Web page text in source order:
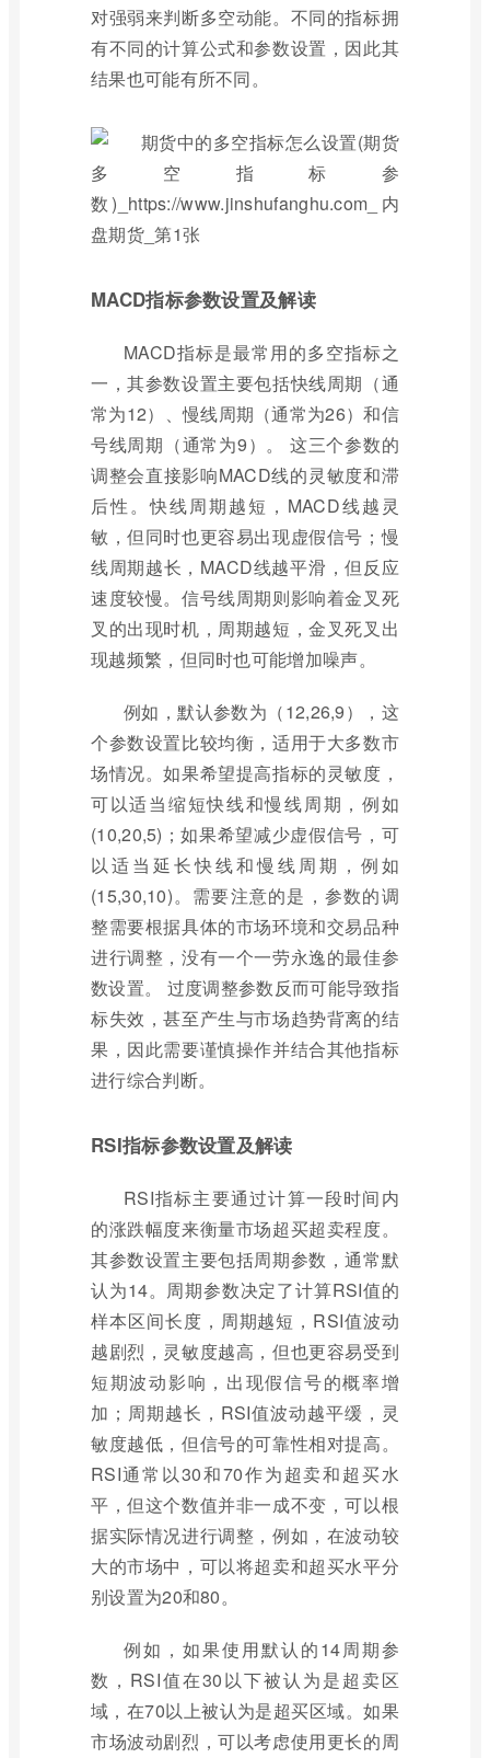
对强弱来判断多空动能。不同的指标拥
有不同的计算公式和参数设置，因此其
结果也可能有所不同。
MACD指标参数设置及解读
MACD指标是最常用的多空指标之
一，其参数设置主要包括快线周期（通
常为12）、慢线周期（通常为26）和信
号线周期（通常为9）。 这三个参数的
调整会直接影响MACD线的灵敏度和滞
后性。快线周期越短，MACD线越灵
敏，但同时也更容易出现虚假信号；慢
线周期越长，MACD线越平滑，但反应
速度较慢。信号线周期则影响着金叉死
叉的出现时机，周期越短，金叉死叉出
现越频繁，但同时也可能增加噪声。
例如，默认参数为（12,26,9），这
个参数设置比较均衡，适用于大多数市
场情况。如果希望提高指标的灵敏度，
可以适当缩短快线和慢线周期，例如
(10,20,5)；如果希望减少虚假信号，可
以适当延长快线和慢线周期，例如
(15,30,10)。需要注意的是，参数的调
整需要根据具体的市场环境和交易品种
进行调整，没有一个一劳永逸的最佳参
数设置。 过度调整参数反而可能导致指
标失效，甚至产生与市场趋势背离的结
果，因此需要谨慎操作并结合其他指标
进行综合判断。
RSI指标参数设置及解读
RSI指标主要通过计算一段时间内
的涨跌幅度来衡量市场超买超卖程度。
其参数设置主要包括周期参数，通常默
认为14。周期参数决定了计算RSI值的
样本区间长度，周期越短，RSI值波动
越剧烈，灵敏度越高，但也更容易受到
短期波动影响，出现假信号的概率增
加；周期越长，RSI值波动越平缓，灵
敏度越低，但信号的可靠性相对提高。
RSI通常以30和70作为超卖和超买水
平，但这个数值并非一成不变，可以根
据实际情况进行调整，例如，在波动较
大的市场中，可以将超卖和超买水平分
别设置为20和80。
例如，如果使用默认的14周期参
数，RSI值在30以下被认为是超卖区
域，在70以上被认为是超买区域。如果
市场波动剧烈，可以考虑使用更长的周